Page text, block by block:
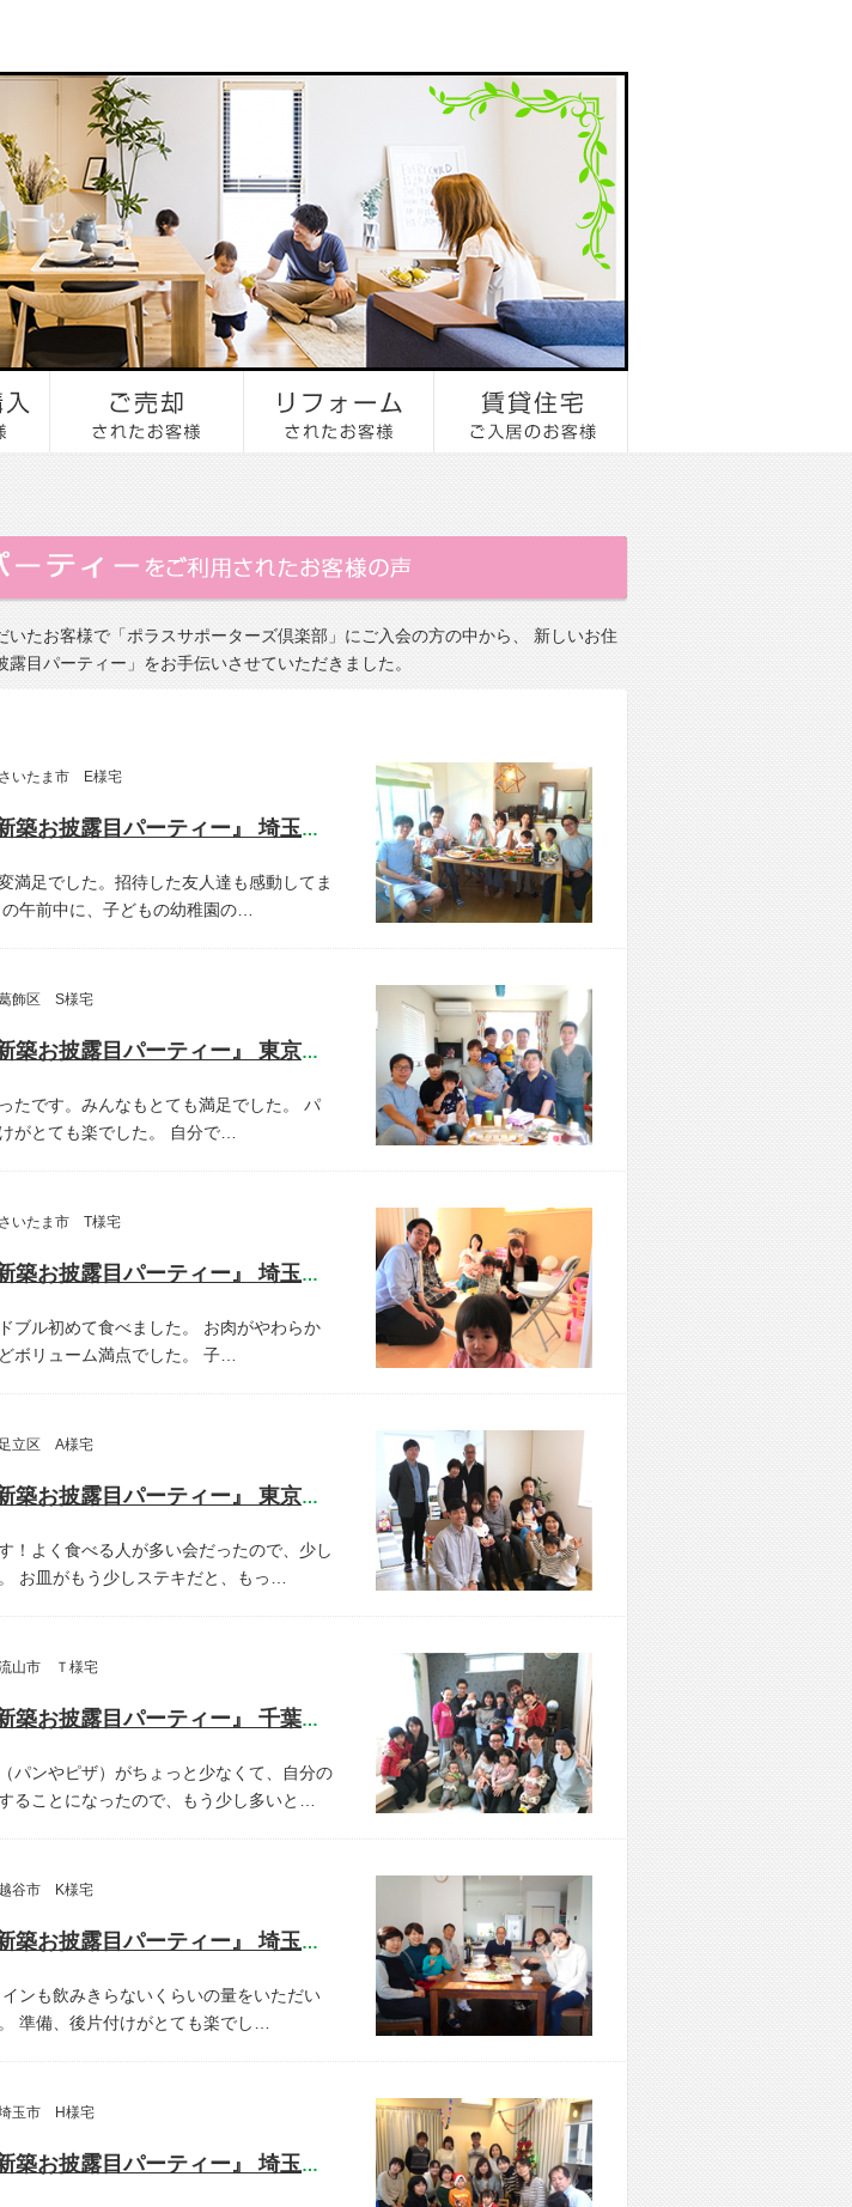
いたお客様で「ポラスサポーターズ倶楽部」にご入会の方の中から、 新しいお住
目パーティー」をお手伝いさせていただきました。
いたま市 E様宅
開催しました! 『新築お披露目パーティー』 埼玉県さいたま市 E様宅
満足でした。招待した友人達も感動してま
午前中に、子どもの幼稚園の…
飾区 S様宅
開催しました! 『新築お披露目パーティー』 東京都葛飾区 S様宅
たです。みんなもとても満足でした。
パ
がとても楽でした。
自分で…
いたま市 T様宅
開催しました! 『新築お披露目パーティー』 埼玉県さいたま市 T様宅
ブル初めて食べました。
お肉がやわらか
ボリューム満点でした。
子…
立区 A様宅
開催しました! 『新築お披露目パーティー』 東京都足立区 A様宅
！よく食べる人が多い会だったので、少し
お皿がもう少しステキだと、もっ…
山市 Ｔ様宅
開催しました! 『新築お披露目パーティー』 千葉県流山市 T様宅
パンやピザ）がちょっと少なくて、自分の
ることになったので、もう少し多いと…
谷市 K様宅
開催しました! 『新築お披露目パーティー』 埼玉県越谷市 K様宅
インも飲みきらないくらいの量をいただい
準備、後片付けがとても楽でし…
玉市 H様宅
開催しました! 『新築お披露目パーティー』 埼玉県埼玉市 H様宅